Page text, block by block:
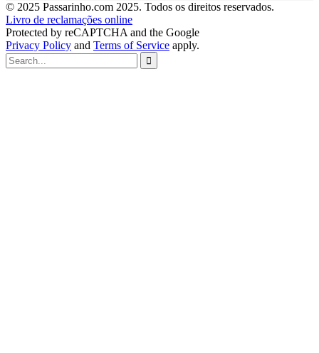
© 2025 Passarinho.com 2025. Todos os direitos reservados.
Livro de reclamações online
Protected by reCAPTCHA and the Google
Privacy Policy and Terms of Service apply.
